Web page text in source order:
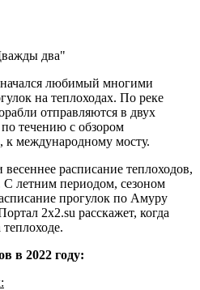
два"
любимый многими
на теплоходах. По реке
отправляются в двух
течению с обзором
к международному мосту.
расписание теплоходов,
С летним периодом, сезоном
прогулок по Амуру
2x2.su расскажет, когда
в 2022 году: